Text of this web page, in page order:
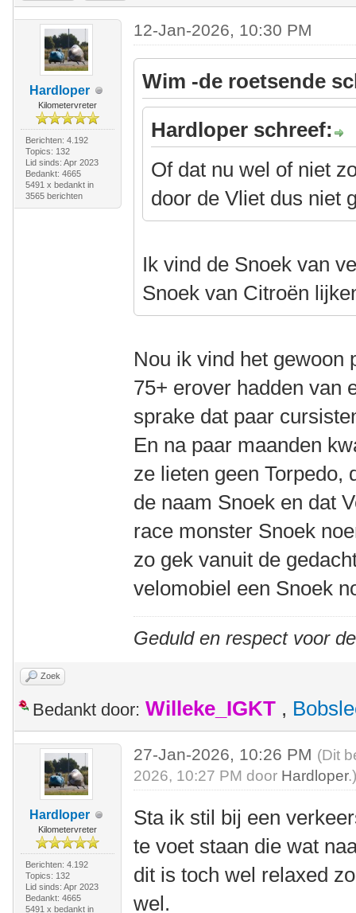
Hardloper
Kilometervreter
Berichten: 4.192
Topics: 132
Lid sinds: Apr 2023
Bedankt: 4665
5491 x bedankt in
3565 berichten
12-Jan-2026, 10:30 PM
Wim -de roetsende
Hardloper schreef:
Of dat nu wel of niet
door de Vliet dus niet
Ik vind de Snoek van
Snoek van Citroën
Nou ik vind het gewoon
75+ erover hadden van
sprake dat paar
En na paar maanden
ze lieten geen Torpedo,
de naam Snoek en dat
race monster Snoek
zo gek vanuit de
velomobiel een Snoek
Geduld en respect voor
Zoek
Bedankt door: Willeke_IGKT ,
Hardloper
Kilometervreter
Berichten: 4.192
Topics: 132
Lid sinds: Apr 2023
Bedankt: 4665
5491 x bedankt in
27-Jan-2026, 10:26 PM (Dit
2026, 10:27 PM door Hardloper
Sta ik stil bij een
te voet staan die wat
dit is toch wel relaxed
wel.